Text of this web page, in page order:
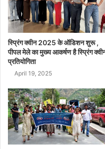
स्प्रिंग क्वीन 2025 के ऑडिशन शुरू ,
पीपल मेले का मुख्य आकर्षण है स्प्रिंग
प्रतियोगिता
April 19, 2025